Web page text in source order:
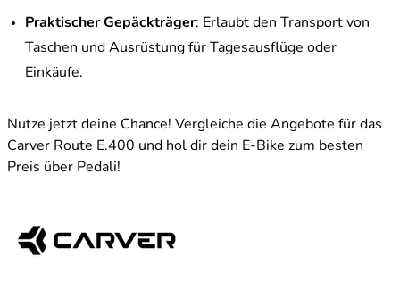
Praktischer Gepäckträger: Erlaubt den Transport von
Taschen und Ausrüstung für Tagesausflüge oder
Einkäufe.
Nutze jetzt deine Chance! Vergleiche die Angebote für das
Carver Route E.400 und hol dir dein E-Bike zum besten
Preis über Pedali!